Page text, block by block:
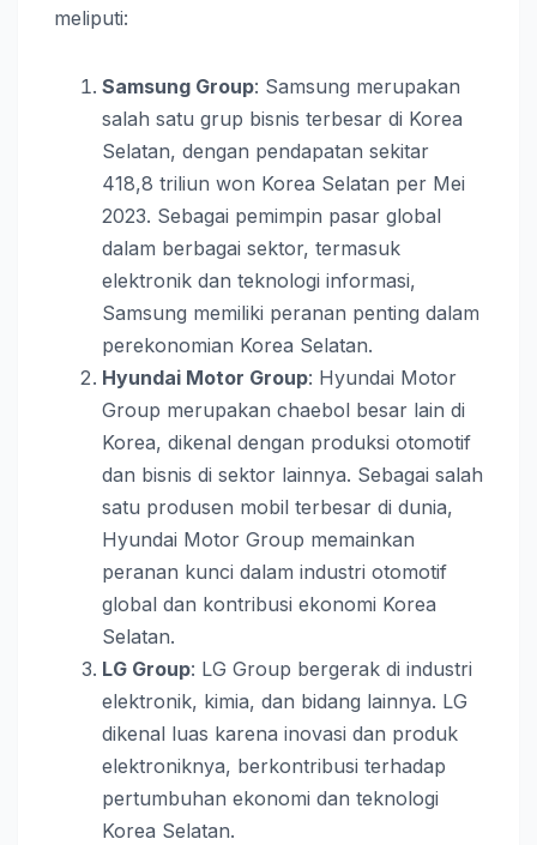
meliputi:
Samsung Group: Samsung merupakan
salah satu grup bisnis terbesar di Korea
Selatan, dengan pendapatan sekitar
418,8 triliun won Korea Selatan per Mei
2023. Sebagai pemimpin pasar global
dalam berbagai sektor, termasuk
elektronik dan teknologi informasi,
Samsung memiliki peranan penting dalam
perekonomian Korea Selatan.
Hyundai Motor Group: Hyundai Motor
Group merupakan chaebol besar lain di
Korea, dikenal dengan produksi otomotif
dan bisnis di sektor lainnya. Sebagai salah
satu produsen mobil terbesar di dunia,
Hyundai Motor Group memainkan
peranan kunci dalam industri otomotif
global dan kontribusi ekonomi Korea
Selatan.
LG Group: LG Group bergerak di industri
elektronik, kimia, dan bidang lainnya. LG
dikenal luas karena inovasi dan produk
elektroniknya, berkontribusi terhadap
pertumbuhan ekonomi dan teknologi
Korea Selatan.